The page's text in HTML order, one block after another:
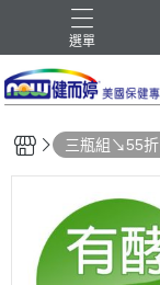
選單
三瓶組↘55折